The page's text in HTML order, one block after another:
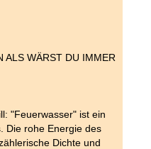
ALS WÄRST DU IMMER
"Feuerwasser" ist ein
Die rohe Energie des
Dichte und